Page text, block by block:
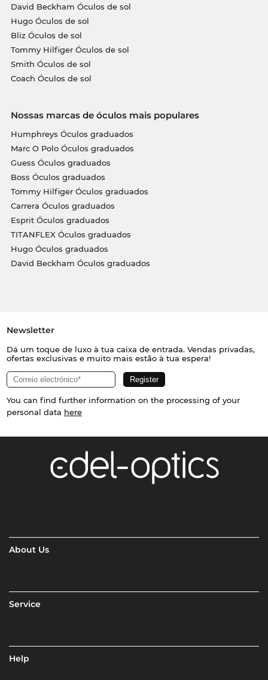
David Beckham Óculos de sol
Hugo Óculos de sol
Bliz Óculos de sol
Tommy Hilfiger Óculos de sol
Smith Óculos de sol
Coach Óculos de sol
Nossas marcas de óculos mais populares
Humphreys Óculos graduados
Marc O Polo Óculos graduados
Guess Óculos graduados
Boss Óculos graduados
Tommy Hilfiger Óculos graduados
Carrera Óculos graduados
Esprit Óculos graduados
TITANFLEX Óculos graduados
Hugo Óculos graduados
David Beckham Óculos graduados
Newsletter
Dá um toque de luxo à tua caixa de entrada. Vendas privadas,
ofertas exclusivas e muito mais estão à tua espera!
You can find further information on the processing of your
personal data here
About Us
Service
Help